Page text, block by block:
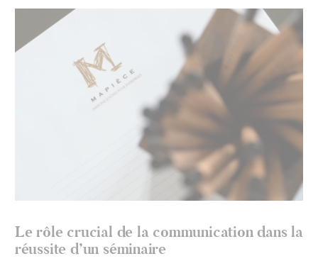
Le rôle crucial de la communication dans la
réussite d’un séminaire